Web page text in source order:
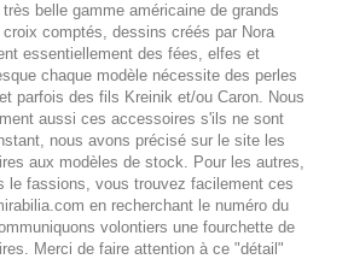
belle gamme américaine de grands
comptés, dessins créés par Nora
essentiellement des fées, elfes et
chaque modèle nécessite des perles
parfois des fils Kreinik et/ou Caron. Nous
aussi ces accessoires s'ils ne sont
nous avons précisé sur le site les
aux modèles de stock. Pour les autres,
le fassions, vous trouvez facilement ces
en recherchant le numéro du
volontiers une fourchette de
Merci de faire attention à ce "détail"